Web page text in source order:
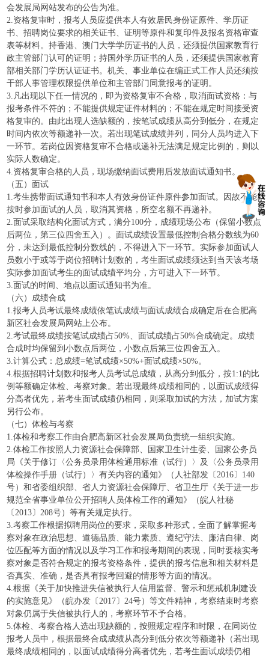
会发展局网站发布的公告为准。
2.资格复审时，报考人员应提供本人有效居民身份证原件、学历证
书、招聘岗位要求的相关证书、证明等原件和复印件及报名资格审查
表等材料。持香港、澳门大学学历证书的人员，还须提供国家教育行
政主管部门认可的证明；持国外学历证书的人员，还须提供国家教育
部相关部门学历认证证书。机关、事业单位在编正式工作人员还须按
干部人事管理权限提供单位和主管部门同意报考的证明。
3.凡出现以下任一情况的，即为资格复审不合格，取消面试资格：与
报考条件不符的；不能提供规定证件材料的；不能在规定时间接受资
格复审的。由此出现人选缺额的，按笔试成绩从高分到低分，在规定
时间内依次等额递补一次。若出现笔试成绩并列，同分人员均进入下
一环节。若岗位因资格复审不合格或递补无法满足规定比例的，则以
实际人数确定。
4.资格复审合格的人员，现场缴纳面试费用后发放面试通知书。
（五）面试
1.考生携带面试通知书和本人有效身份证件原件参加面试。因故不能
按时参加面试的人员，取消其资格，所空名额不再递补。
2.面试采取结构化面试方式，满分100分，成绩现场公布（保留小数点
后两位，第三位四舍五入）。面试成绩设置最低控制合格分数线为60
分，未达到最低控制分数线的，不得进入下一环节。实际参加面试人
员数小于或等于岗位招聘计划数的，考生面试成绩须达到当天该考场
实际参加面试考生的面试成绩平均分，方可进入下一环节。
3.面试的时间、地点以面试通知书为准。
（六）成绩合成
1.报考人员考试最终成绩依笔试成绩与面试成绩合成确定后在合肥高
新区社会发展局网站上公布。
2.考试最终成绩按笔试成绩占50%、面试成绩占50%合成确定。成绩
合成时均保留到小数点后两位，小数点后第三位四舍五入。
3.计算公式：总成绩=笔试成绩×50%+面试成绩×50%。
4.根据招聘计划数和报考人员考试总成绩，从高分到低分，按1:1的比
例等额确定体检、考察对象。若出现最终成绩相同的，以面试成绩得
分高者优先，若考生面试成绩仍相同，则采取加试的方法，加试方案
另行公布。
（七）体检与考察
1.体检和考察工作由合肥高新区社会发展局负责统一组织实施。
2.体检工作按照人力资源社会保障部、国家卫生计生委、国家公务员
局《关于修订〈公务员录用体检通用标准（试行）〉及〈公务员录用
体检操作手册（试行）〉有关内容的通知》（人社部发〔2016〕140
号）和省委组织部、省人力资源社会保障厅、省卫生厅《关于进一步
规范全省事业单位公开招聘人员体检工作的通知》（皖人社秘
〔2013〕208号）等有关规定执行。
3.考察工作根据拟聘用岗位的要求，采取多种形式，全面了解掌握考
察对象在政治思想、道德品质、能力素质、遵纪守法、廉洁自律、岗
位匹配等方面的情况以及学习工作和报考期间的表现，同时要核实考
察对象是否符合规定的报考资格条件，提供的报考信息和相关材料是
否真实、准确，是否具有报考回避的情形等方面的情况。
4.根据《关于加快推进失信被执行人信用监督、警示和惩戒机制建设
的实施意见》（皖办发〔2017〕24号）等文件精神，考察结束时考察
对象仍属于失信被执行人的，考察环节不予合格。
5.体检、考察合格人选出现缺额的，按照规定程序和时限，在同岗位
报考人员中，根据最终合成成绩从高分到低分依次等额递补（若出现
最终成绩相同的，以面试成绩得分高者优先，若考生面试成绩仍相